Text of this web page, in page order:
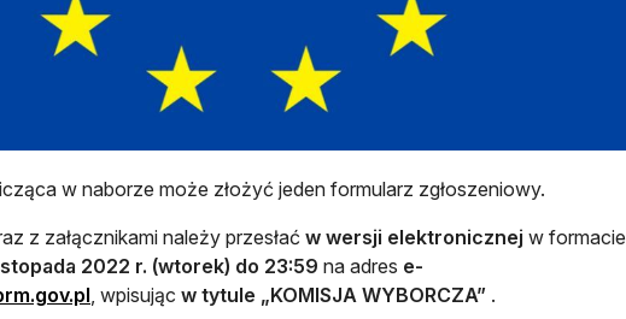
w naborze może złożyć jeden formularz zgłoszeniowy.
z załącznikami należy przesłać w wersji elektronicznej w formacie
2022 r. (wtorek) do 23:59 na adres e-
otwiera się w nowej karcie
, wpisując w tytule „KOMISJA WYBORCZA” .